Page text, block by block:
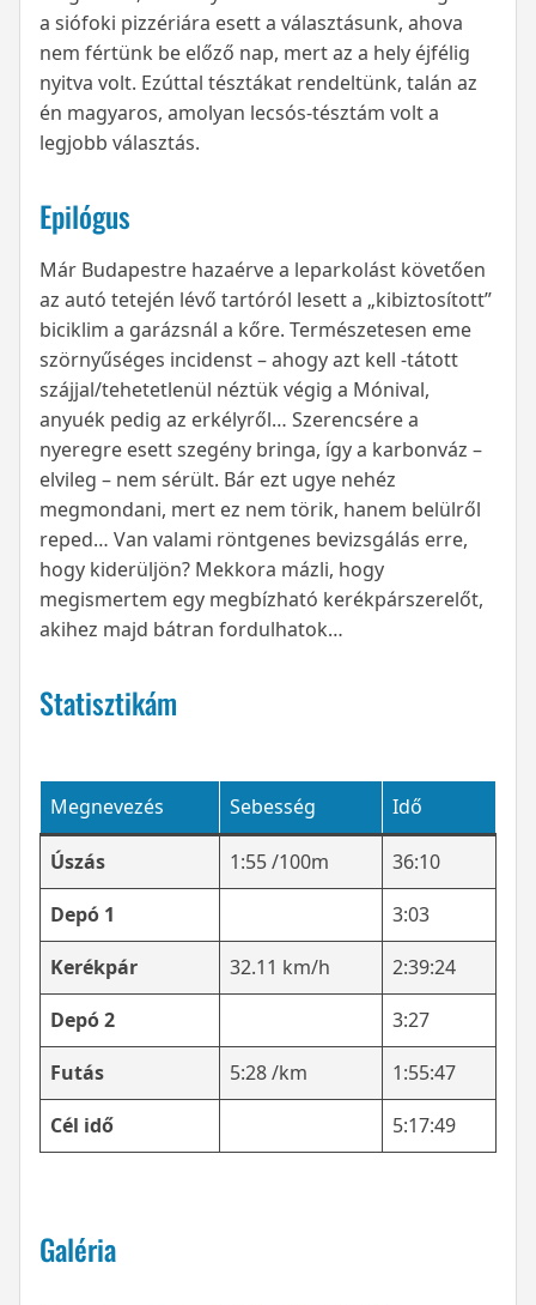
a siófoki pizzériára esett a választásunk, ahova
nem fértünk be előző nap, mert az a hely éjfélig
nyitva volt. Ezúttal tésztákat rendeltünk, talán az
én magyaros, amolyan lecsós-tésztám volt a
legjobb választás.
Epilógus
Már Budapestre hazaérve a leparkolást követően
az autó tetején lévő tartóról lesett a „kibiztosított”
biciklim a garázsnál a kőre. Természetesen eme
szörnyűséges incidenst – ahogy azt kell -tátott
szájjal/tehetetlenül néztük végig a Mónival,
anyuék pedig az erkélyről… Szerencsére a
nyeregre esett szegény bringa, így a karbonváz –
elvileg – nem sérült. Bár ezt ugye nehéz
megmondani, mert ez nem törik, hanem belülről
reped… Van valami röntgenes bevizsgálás erre,
hogy kiderüljön? Mekkora mázli, hogy
megismertem egy megbízható kerékpárszerelőt,
akihez majd bátran fordulhatok…
Statisztikám
Megnevezés Sebesség Idő
Úszás 1:55 /100m
36:10
Depó 1
3:03
Kerékpár
32.11 km/h
2:39:24
Depó 2
3:27
Futás
5:28 /km
1:55:47
Cél idő
5:17:49
Galéria